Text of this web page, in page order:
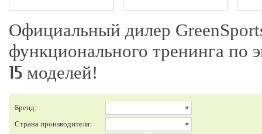
Официальный дилер
функционального тренинга по
15 моделей!
Бренд:
Страна производителя: